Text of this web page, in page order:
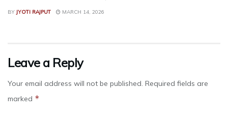
BY JYOTI RAJPUT MARCH 14, 2026
Leave a Reply
Your email address will not be published. Required fields are
marked *